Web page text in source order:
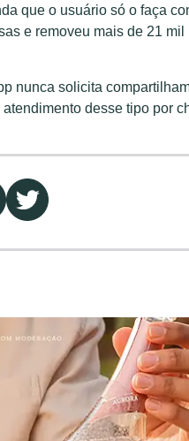
que o usuário só o faça
e removeu mais de 21
nunca solicita
desse tipo por